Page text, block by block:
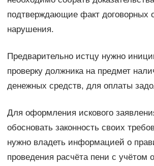
подтверждающие факт договорных
нарушения.
Предварительно истцу нужно
проверку должника на предмет
денежных средств, для оплаты
Для оформления искового
обосновать законность своих
нужно владеть информацией о
проведения расчёта пени с учётом